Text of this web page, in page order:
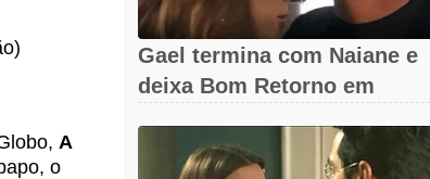
A
o
Gael termina com Naiane e
deixa Bom Retorno em